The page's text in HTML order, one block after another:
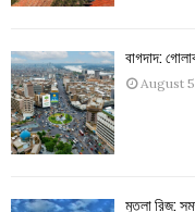
বাগদাদ:
August
মুতলা রিজ: